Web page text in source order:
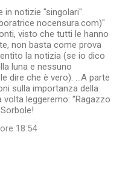
notizie "singolari".
nocensura.com)"
visto che tutti le hanno
non basta come prova
la notizia (se io dico
luna e nessuno
dire che è vero). ...A parte
sulla importanza della
leggeremo: "Ragazzo
18:54